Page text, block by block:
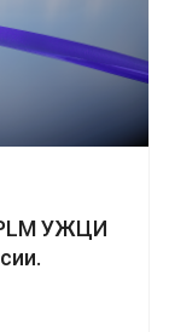
УЖЦИ